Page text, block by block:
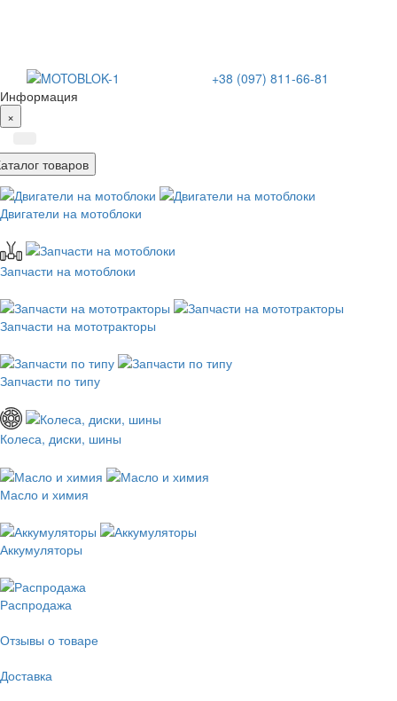
+38 (097) 811-66-81
Информация
×
товаров
Двигатели на мотоблоки
Запчасти на мотоблоки
Запчасти на мототракторы
Запчасти по типу
Колеса, диски, шины
Масло и химия
Аккумуляторы
Распродажа
Отзывы о товаре
Доставка